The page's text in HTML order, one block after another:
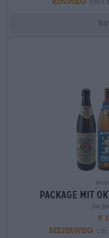
0,50 L
package mit
Die
€
MEHRWEG
1